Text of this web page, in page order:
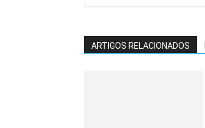
ARTIGOS RELACIONADOS